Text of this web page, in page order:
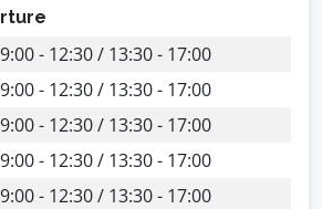
- 12:30 / 13:30 - 17:00
- 12:30 / 13:30 - 17:00
- 12:30 / 13:30 - 17:00
- 12:30 / 13:30 - 17:00
- 12:30 / 13:30 - 17:00